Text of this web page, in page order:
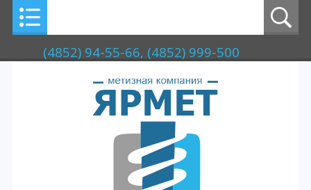
(4852) 94-55-66, (4852) 999-500